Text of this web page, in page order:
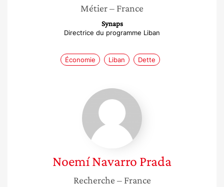
Métier– France
Synaps
Directrice du programme Liban
Économie Liban Dette
Noemí
Navarro
Prada
NoemíNavarro Prada
Recherche – France